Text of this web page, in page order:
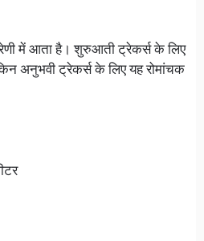
में आता है। शुरुआती ट्रेकर्स के लिए
अनुभवी ट्रेकर्स के लिए यह रोमांचक